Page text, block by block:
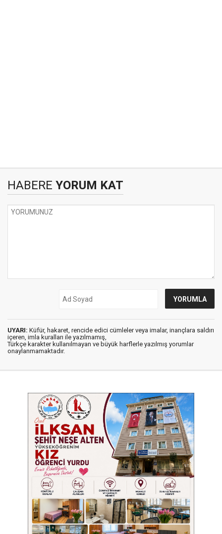
HABERE YORUM KAT
UYARI: Küfür, hakaret, rencide edici cümleler veya imalar, inançlara saldırı
içeren, imla kuralları ile yazılmamış,
Türkçe karakter kullanılmayan ve büyük harflerle yazılmış yorumlar
onaylanmamaktadır.